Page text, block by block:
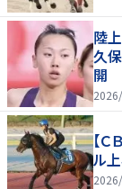
陸
久
開
【
ル